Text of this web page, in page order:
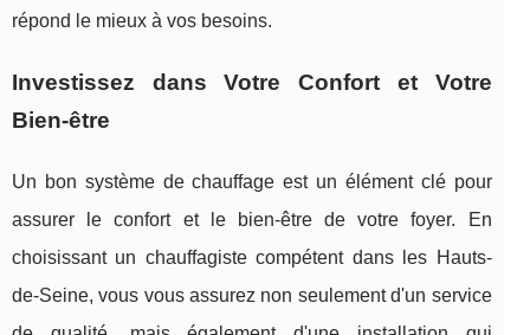
répond le mieux à vos besoins.
Investissez dans Votre Confort et Votre
Bien-être
Un bon système de chauffage est un élément clé pour
assurer le confort et le bien-être de votre foyer. En
choisissant un chauffagiste compétent dans les Hauts-
de-Seine, vous vous assurez non seulement d'un service